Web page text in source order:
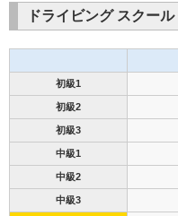
ドライビング スクール
初級1
初級2
初級3
中級1
中級2
中級3